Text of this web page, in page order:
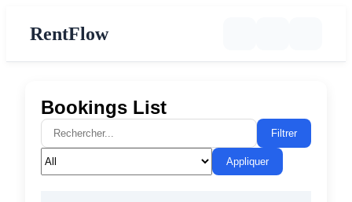
RentFlow
Bookings List
Filtrer
Appliquer